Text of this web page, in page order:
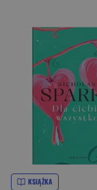
KSIĄŻKA